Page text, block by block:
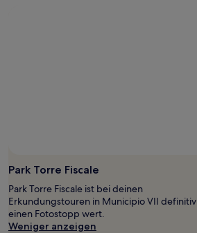
Bedingungen
gelten.
Park Torre Fiscale
Park Torre Fiscale ist bei deinen
Erkundungstouren in Municipio VII definitiv
einen Fotostopp wert.
Weniger anzeigen